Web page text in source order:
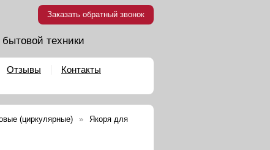
Заказать обратный звонок
техники
Отзывы
Контакты
(циркулярные)
Якоря для